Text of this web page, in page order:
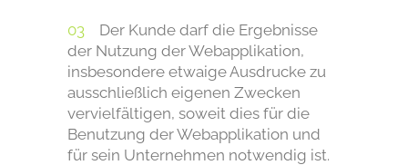
Der Kunde darf die Ergebnisse
der Nutzung der Webapplikation,
insbesondere etwaige Ausdrucke zu
ausschließlich eigenen Zwecken
vervielfältigen, soweit dies für die
Benutzung der Webapplikation und
für sein Unternehmen notwendig ist.